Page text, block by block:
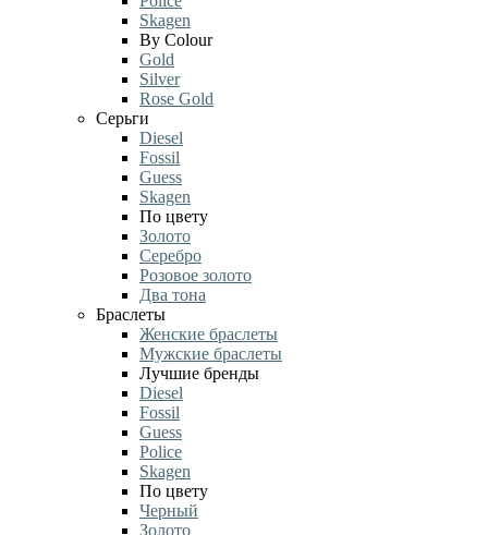
Skagen
By Colour
Gold
Silver
Rose Gold
Серьги
Diesel
Fossil
Guess
Skagen
По цвету
Золото
Серебро
Розовое золото
Два тона
Браслеты
Женские браслеты
Мужские браслеты
Лучшие бренды
Diesel
Fossil
Guess
Police
Skagen
По цвету
Черный
Золото